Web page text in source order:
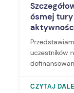
ósmej
uczestników
CZYTAJ